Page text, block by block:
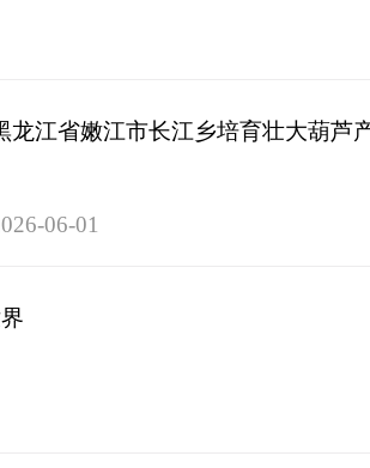
龙江省嫩江市长江乡培育壮大葫芦
06-01